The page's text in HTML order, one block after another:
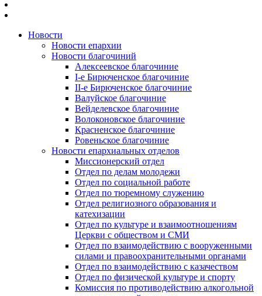
Новости
Новости епархии
Новости благочиний
Алексеевское благочиние
I-е Бирюченское благочиние
II-е Бирюченское благочиние
Валуйское благочиние
Вейделевское благочиние
Волоконовское благочиние
Красненское благочиние
Ровеньское благочиние
Новости епархиальных отделов
Миссионерский отдел
Отдел по делам молодежи
Отдел по социальной работе
Отдел по тюремному служению
Отдел религиозного образования и
катехизации
Отдел по культуре и взаимоотношениям
Церкви с обществом и СМИ
Отдел по взаимодействию с вооруженными
силами и правоохранительными органами
Отдел по взаимодействию с казачеством
Отдел по физической культуре и спорту
Комиссия по противодействию алкогольной